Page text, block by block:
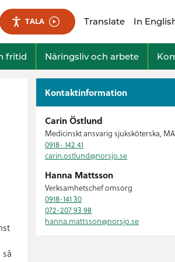
TALA Translate In
fritid Näringsliv och arbete
Kontaktinformation
Carin Östlund
Medicinskt ansvarig sjuksköterska,
0918- 142 41
carin.ostlund@norsjo.se
Hanna Mattsson
Verksamhetschef omsorg
0918-141 30
072-207 93 98
hanna.mattsson@norsjo.se